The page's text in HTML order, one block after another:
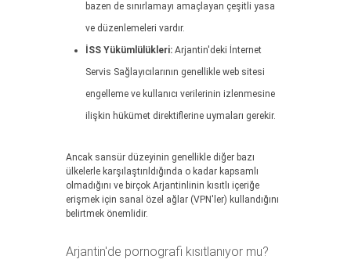
bazen de sınırlamayı amaçlayan çeşitli yasa
ve düzenlemeleri vardır.
İSS Yükümlülükleri: Arjantin'deki İnternet
Servis Sağlayıcılarının genellikle web sitesi
engelleme ve kullanıcı verilerinin izlenmesine
ilişkin hükümet direktiflerine uymaları gerekir.
Ancak sansür düzeyinin genellikle diğer bazı
ülkelerle karşılaştırıldığında o kadar kapsamlı
olmadığını ve birçok Arjantinlinin kısıtlı içeriğe
erişmek için sanal özel ağlar (VPN'ler) kullandığını
belirtmek önemlidir.
Arjantin'de pornografi kısıtlanıyor mu?